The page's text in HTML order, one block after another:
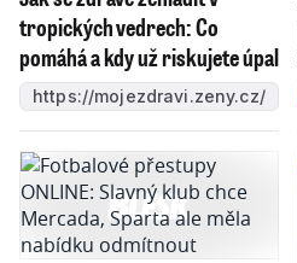
tropických vedrech: Co
pomáhá a kdy už riskujete úpal
https://mojezdravi.zeny.cz/